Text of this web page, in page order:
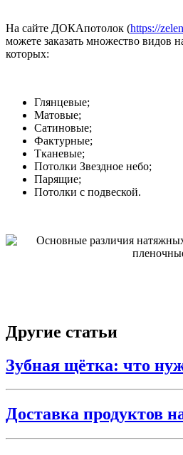
На сайте ДОКАпотолок (https://
можете заказать множество видов
которых:
Глянцевые;
Матовые;
Сатиновые;
Фактурные;
Тканевые;
Потолки Звездное небо;
Парящие;
Потолки с подвеской.
Другие статьи
Зубная щётка: что
Доставка продуктов